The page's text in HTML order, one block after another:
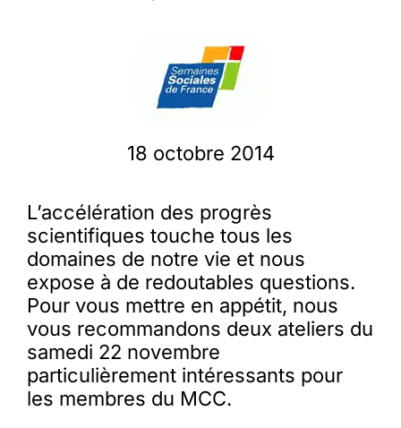
La revue Responsables
18 octobre 2014
L’accélération des progrès
scientifiques touche tous les
domaines de notre vie et nous
expose à de redoutables questions.
Pour vous mettre en appétit, nous
vous recommandons deux ateliers du
samedi 22 novembre
particulièrement intéressants pour
les membres du MCC.